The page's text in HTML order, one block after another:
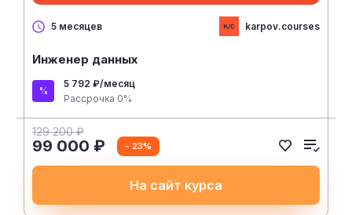
5 месяцев karpov.courses
Инженер данных
5 792 ₽/месяц
Рассрочка 0%
129 200 ₽
99 000 ₽ - 23%
На сайт курса